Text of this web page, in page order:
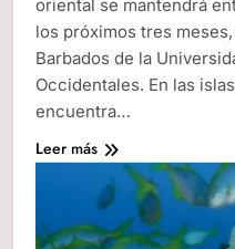
oriental se mantendrá
los próximos tres
Barbados de la
Occidentales. En las
encuentra…
Leer más